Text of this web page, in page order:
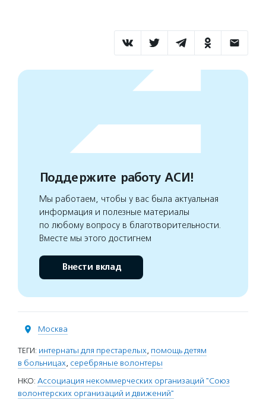
Поддержите работу АСИ!
Мы работаем, чтобы у вас была актуальная
информация и полезные материалы
по любому вопросу в благотворительности.
Вместе мы этого достигнем
Внести вклад
Москва
ТЕГИ: интернаты для престарелых, помощь детям
в больницах, серебряные волонтеры
НКО: Ассоциация некоммерческих организаций "Союз
волонтерских организаций и движений"